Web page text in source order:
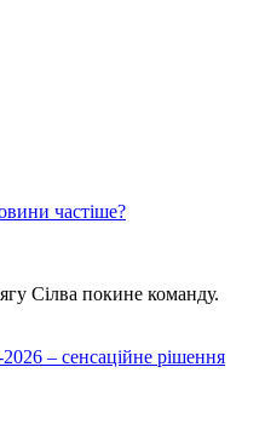
частіше?
Сілва покине команду.
– сенсаційне рішення